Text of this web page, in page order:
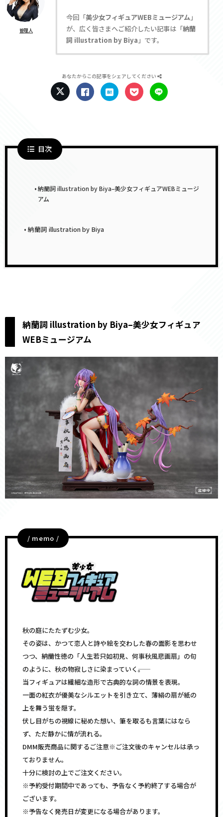
管理人
今回「美少女フィギュアWEBミュージアム」
が、広く皆さまへご紹介したい記事は「納蘭
詞 illustration by Biya 」です。
あなたからこの記事をシェアしてください
目次
納蘭詞 illustration by Biya–美少女フィギュアWEBミュージ
アム
納蘭詞 illustration by Biya
納蘭詞 illustration by Biya–美少女フィギュア
WEBミュージアム
/ memo /
秋の庭にたたずむ少女。
その姿は、かつて恋人と詩や絵を交わした春の面影を思わせ
つつ、納蘭性徳の「人生若只如初見、何事秋風悲画扇」の句
のように、秋の物寂しさに染まっていく――。
当フィギュアは繊細な造形で古典的な詞の情景を表現。
一面の紅衣が優美なシルエットを引き立て、薄絹の扇が紙の
上を舞う蛍を隠す。
伏し目がちの視線に秘めた想い、筆を取るも言葉にはなら
ず、ただ静かに情が流れる。
DMM販売商品に関するご注意※ご注文後のキャンセルは承っ
ておりません。
十分に検討の上でご注文ください。
※予約受付期間中であっても、予告なく予約終了する場合が
ございます。
※予告なく発売日が変更になる場合があります。